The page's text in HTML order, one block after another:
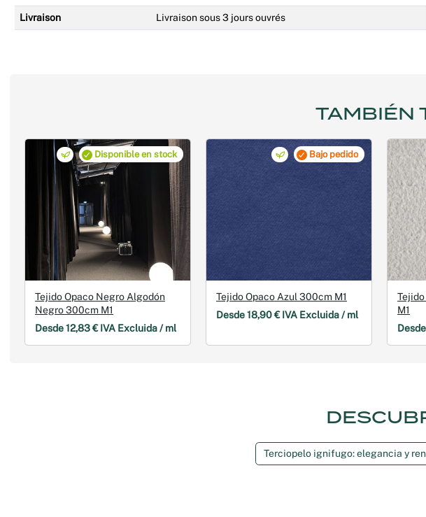
Livraison Livraison sous 3 jours ouvrés
TAMBIÉN
Disponible en stock
Tejido Opaco Negro Algodón
Negro 300cm M1
Desde 12,83 € IVA Excluida / ml
Bajo pedido
Tejido Opaco Azul 300cm M1
Desde 18,90 € IVA Excluida / ml
M1
Terciopelo ignifugo: elegancia y